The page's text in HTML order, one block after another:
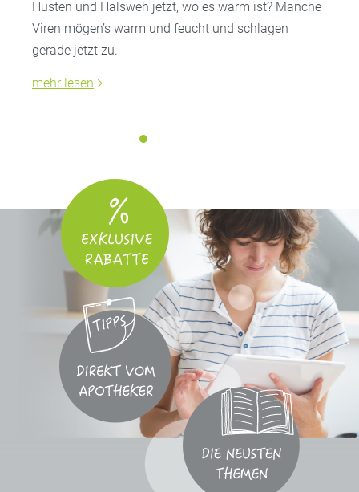
Husten und Halsweh jetzt, wo es warm ist? Manche
Viren mögen’s warm und feucht und schlagen
gerade jetzt zu.
mehr lesen